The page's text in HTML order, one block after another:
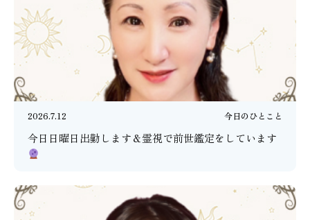
2026.7.12 今日のひとこと
今日日曜日出勤します＆霊視で前世鑑定をしています